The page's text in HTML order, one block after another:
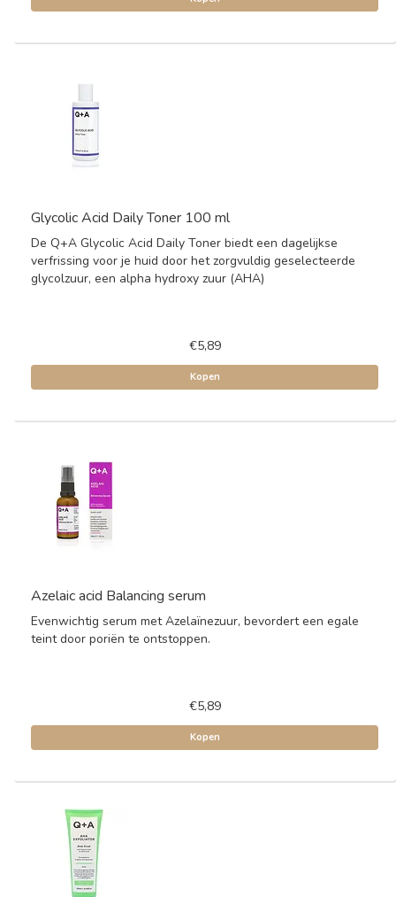
Glycolic Acid Daily Toner 100 ml
De Q+A Glycolic Acid Daily Toner biedt een dagelijkse
verfrissing voor je huid door het zorgvuldig geselecteerde
glycolzuur, een alpha hydroxy zuur (AHA)
€5,89
Kopen
Azelaic acid Balancing serum
Evenwichtig serum met Azelaïnezuur, bevordert een egale
teint door poriën te ontstoppen.
€5,89
Kopen